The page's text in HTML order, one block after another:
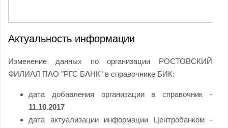
Актуальность информации
Изменение данных по организации РОСТОВСКИЙ
ФИЛИАЛ ПАО "РГС БАНК" в справочнике БИК:
дата добавления организации в справочник -
11.10.2017
дата актуализации информации Центробанком -